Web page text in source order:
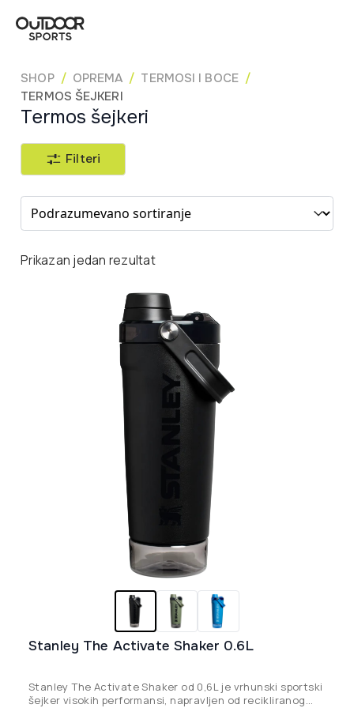
SHOP OPREMA
TERMOSI I BOCE
TERMOS ŠEJKERI
Termos šejkeri
Filteri
Sort content
Prikazan jedan rezultat
Stanley The Activate Shaker 0.6L
Stanley The Activate Shaker od 0,6L je vrhunski sportski
šejker visokih performansi, napravljen od recikliranog